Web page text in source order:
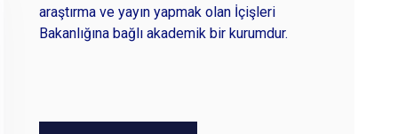
araştırma ve yayın yapmak olan İçişleri
Bakanlığına bağlı akademik bir kurumdur.